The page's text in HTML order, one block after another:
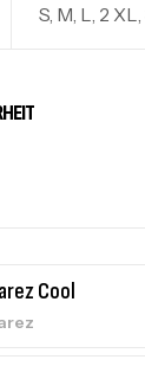
S, M, L, 2 XL,
Cool